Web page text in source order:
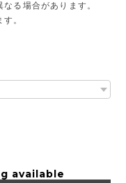
る場合があります。
。
available